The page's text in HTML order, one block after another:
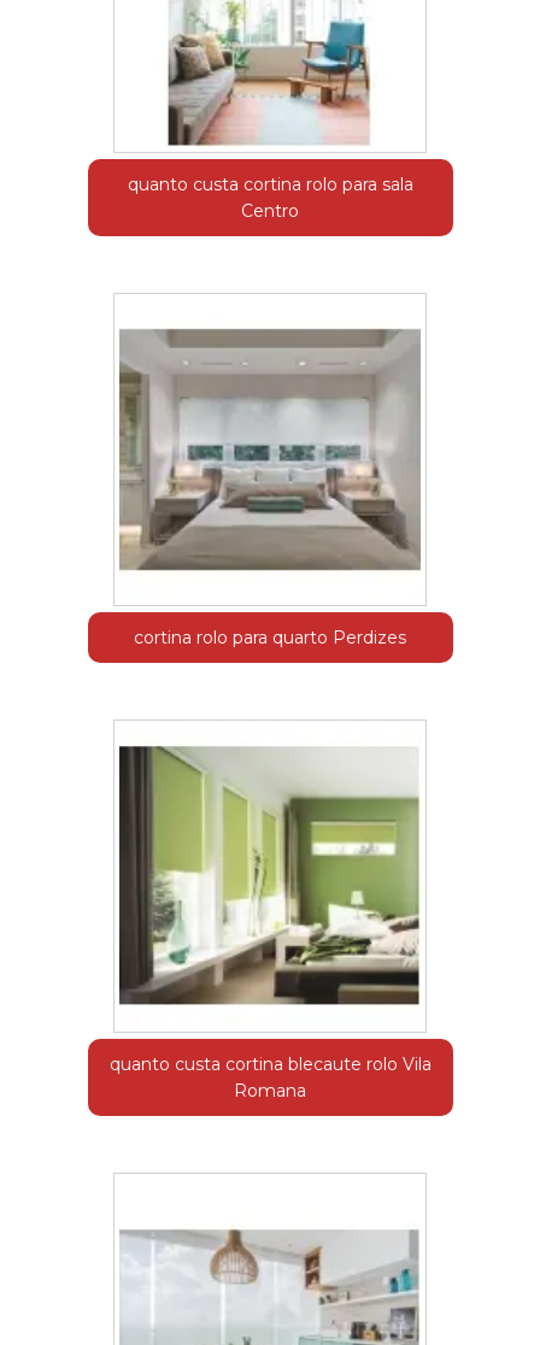
quanto custa cortina rolo para sala
Centro
cortina rolo para quarto Perdizes
quanto custa cortina blecaute rolo Vila
Romana